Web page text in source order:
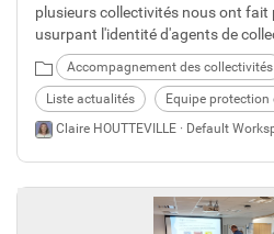
plusieurs collectivités nous ont fait
usurpant l'identité d'agents de
télécharger une pièce jointe :
Accompagnement des collectivités
Liste actualités
Equipe protection
Claire HOUTTEVILLE · Default